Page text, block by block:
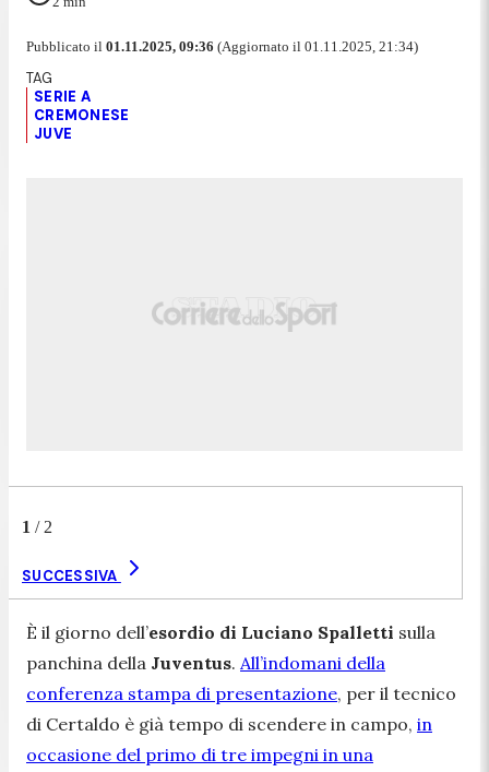
Pubblicato il 01.11.2025, 09:36 (Aggiornato il 01.11.2025, 21:34)
SERIE A
CREMONESE
JUVE
1 / 2
SUCCESSIVA
È il giorno dell’esordio di Luciano Spalletti sulla
panchina della Juventus. All’indomani della
conferenza stampa di presentazione, per il tecnico
di Certaldo è già tempo di scendere in campo, in
occasione del primo di tre impegni in una